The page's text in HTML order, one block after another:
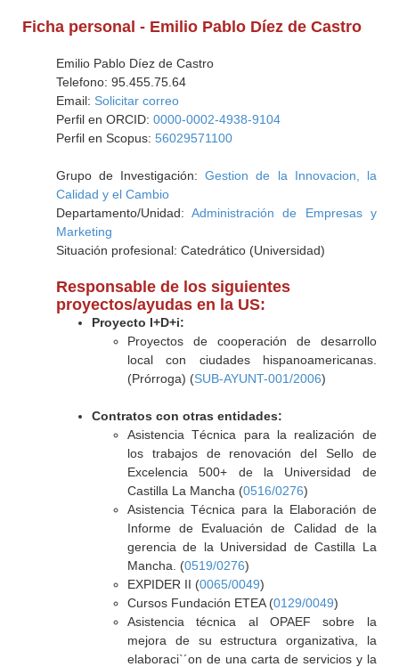
Ficha personal - Emilio Pablo Díez de Castro
Emilio Pablo Díez de Castro
Telefono: 95.455.75.64
Email: Solicitar correo
Perfil en ORCID: 0000-0002-4938-9104
Perfil en Scopus: 56029571100
Grupo de Investigación:Gestion de la Innovacion, la
Calidad y el Cambio
Departamento/Unidad:Administración de Empresas y
Marketing
Situación profesional: Catedrático (Universidad)
Responsable de los siguientes
proyectos/ayudas en la US:
Proyecto I+D+i:
Proyectos de cooperación de desarrollo
local con ciudades hispanoamericanas.
(Prórroga) (SUB-AYUNT-001/2006)
Contratos con otras entidades:
Asistencia Técnica para la realización de
los trabajos de renovación del Sello de
Excelencia 500+ de la Universidad de
Castilla La Mancha (0516/0276)
Asistencia Técnica para la Elaboración de
Informe de Evaluación de Calidad de la
gerencia de la Universidad de Castilla La
Mancha. (0519/0276)
EXPIDER II (0065/0049)
Cursos Fundación ETEA (0129/0049)
Asistencia técnica al OPAEF sobre la
mejora de su estructura organizativa, la
elaboraci`´on de una carta de servicios y la